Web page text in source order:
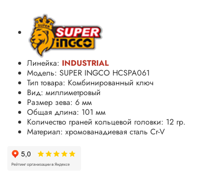
Линейка: INDUSTRIAL
Модель: SUPER INGCO HCSPA061
Тип товара: Комбинированный ключ
Вид: миллиметровый
Размер зева: 6 мм
Общая длина: 101 мм
Количество граней кольцевой головки: 12 гр.
Материал: хромованадиевая сталь Cr-V